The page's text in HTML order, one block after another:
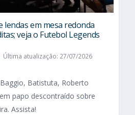
em mesa redonda
veja o Futebol Legends
Última atualização: 27/07/2026
Batistuta, Roberto
papo descontraído sobre
Assista!